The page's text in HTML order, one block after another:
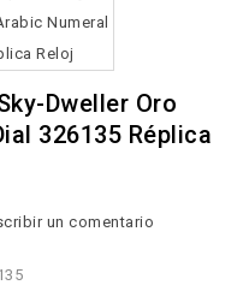
Dweller Oro
326135 Réplica
un comentario